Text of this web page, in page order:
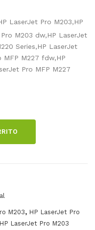
A
HP
CF2
A
HP
CF2
LaserJet Pro M203,HP
M203 dw,HP LaserJet
Series,HP LaserJet
MFP M227 fdw,HP
Pro MFP M227
M203, HP LaserJet Pro
HP LaserJet Pro M203